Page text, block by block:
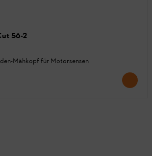
56-2
Mähkopf für Motorsensen